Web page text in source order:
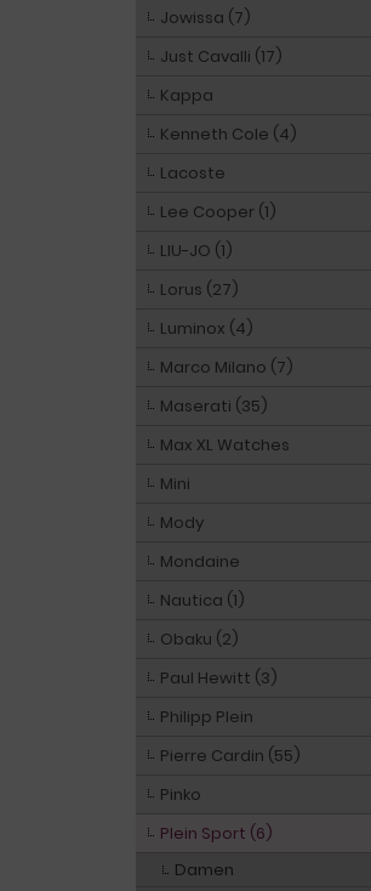
Jowissa (7)
Just Cavalli (17)
Kappa
Kenneth Cole (4)
Lacoste
Lee Cooper (1)
LIU-JO (1)
Lorus (27)
Luminox (4)
Marco Milano (7)
Maserati (35)
Max XL Watches
Mini
Mody
Mondaine
Nautica (1)
Obaku (2)
Paul Hewitt (3)
Philipp Plein
Pierre Cardin (55)
Pinko
Plein Sport (6)
Damen